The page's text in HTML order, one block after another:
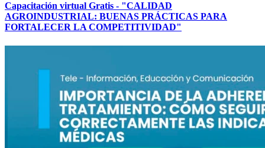
Capacitación virtual Gratis - "CALIDAD
AGROINDUSTRIAL: BUENAS PRÁCTICAS PARA
FORTALECER LA COMPETITIVIDAD"